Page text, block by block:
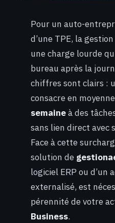
Pour un auto-
d’une TPE, la
une charge lourde
bureau après la
chiffres sont clairs :
consacre en moyenne
semaineà des
sans lien direct avec
Face à cette
solution de
logiciel ERP ou d’un
externalisé, est
pérennité de votre
Business.